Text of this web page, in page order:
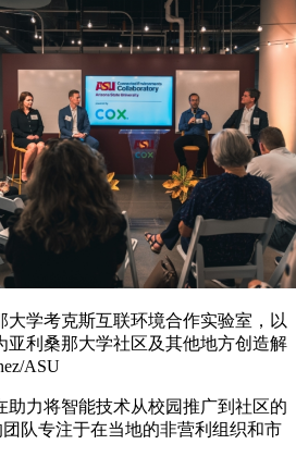
大学考克斯互联环境合作实验室，以
亚利桑那大学社区及其他地方创造解
ASU
助力将智能技术从校园推广到社区的
队专注于在当地的非营利组织和市